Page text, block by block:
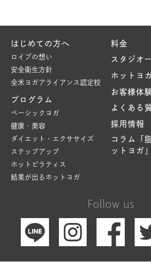
Follow us
はじめての方へ
ロイブの想い
安全衛生方針
全米ヨガアライアンス認定校
プログラム
ベーシックヨガ
健康・美容
ダイエット・エクササイズ
ステップアップ
ホットピラティス
結果が出るホットヨガ
料金
スタジオ
ホットヨ
お客様体
よくある
採用情報
コラム「
ットヨガ」